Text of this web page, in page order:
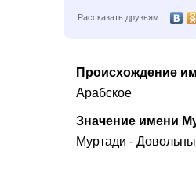
Рассказать друзьям:
Происхождение
Арабское
Значение имени
Муртади -